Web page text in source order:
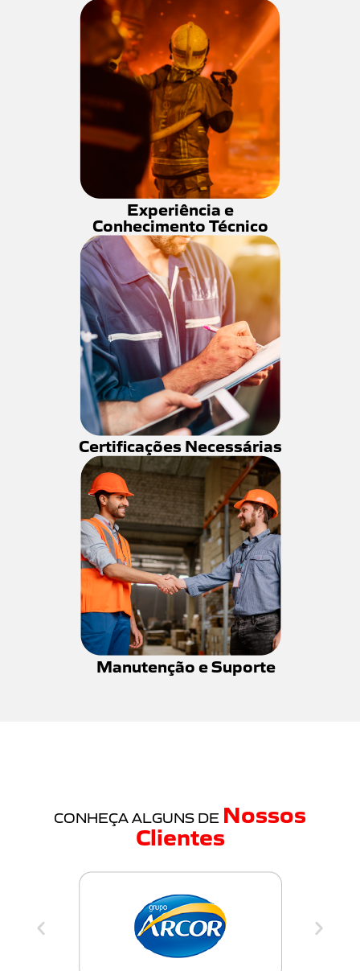
Experiência e
Conhecimento Técnico
Certificações Necessárias
Manutenção e Suporte
CONHEÇA ALGUNS DE Nossos
Clientes